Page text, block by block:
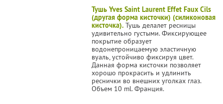
Тушь Yves Saint Laurent Effet Faux Cils
(другая форма кисточки) (силиконовая
кисточка). Тушь делалет ресницы
удивительно густыми. Фиксирующее
покрытие образует
водонепроницаемую эластичную
вуаль, устойчиво фиксируя цвет.
Данная форма кисточки позволяет
хорошо прокрасить и удлинить
реснички во внешних уголках глаз.
Объем 10 ml. Франция.